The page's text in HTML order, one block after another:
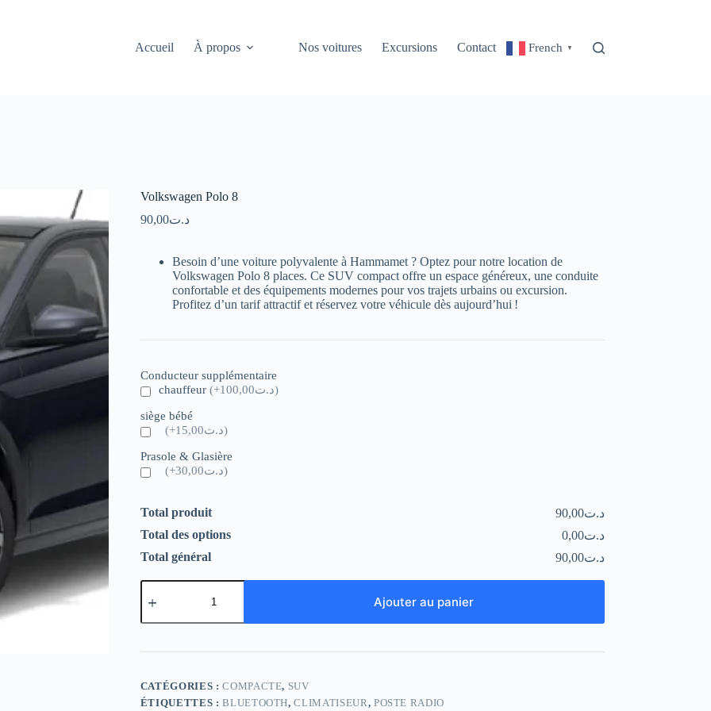
Accueil À propos Nos voitures Excursions Contact French ▼
Volkswagen Polo 8
د.ت90,00
Besoin d’une voiture polyvalente à Hammamet ? Optez pour notre location de
Volkswagen Polo 8 places. Ce SUV compact offre un espace généreux, une conduite
confortable et des équipements modernes pour vos trajets urbains ou excursion.
Profitez d’un tarif attractif et réservez votre véhicule dès aujourd’hui !
Conducteur supplémentaire
chauffeur
(+د.ت100,00)
siège bébé
(+د.ت15,00)
Prasole & Glasière
(+د.ت30,00)
Total produit
د.ت90,00
Total des options
د.ت0,00
Total général
د.ت90,00
Ajouter au panier
CATÉGORIES :COMPACTE, SUV
ÉTIQUETTES :BLUETOOTH,CLIMATISEUR, POSTE RADIO